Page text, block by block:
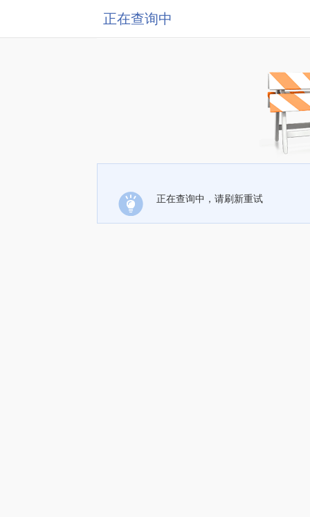
正在查询中
正在查询中，请刷新重试